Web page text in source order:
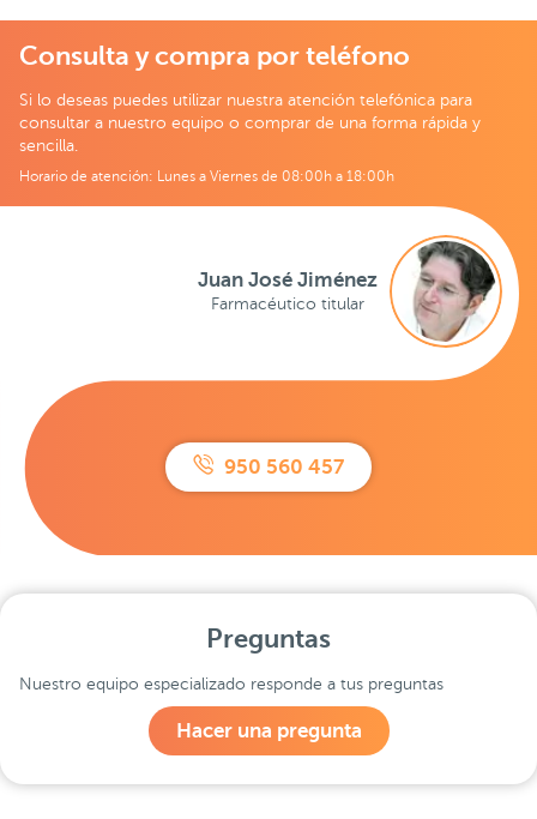
Consulta y compra por teléfono
Si lo deseas puedes utilizar nuestra atención telefónica para
consultar a nuestro equipo o comprar de una forma rápida y
sencilla.
Horario de atención: Lunes a Viernes de 08:00h a 18:00h
950 560 457
Juan José Jiménez
Farmacéutico titular
Preguntas
Nuestro equipo especializado responde a tus preguntas
Hacer una pregunta